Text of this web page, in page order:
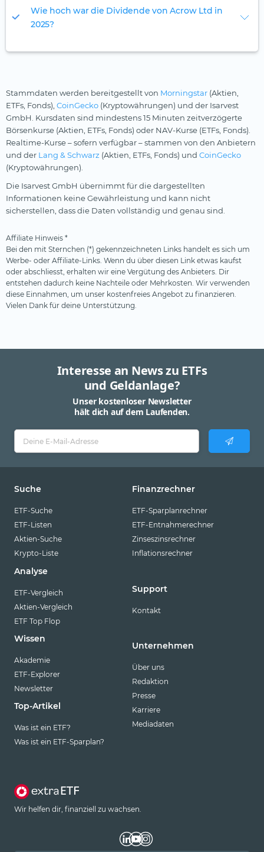
Wie hoch war die Dividende von Acrow Ltd in
2025?
Stammdaten werden bereitgestellt von Morningstar (Aktien,
ETFs, Fonds), CoinGecko (Kryptowährungen) und der Isarvest
GmbH. Kursdaten sind mindestens 15 Minuten zeitverzögerte
Börsenkurse (Aktien, ETFs, Fonds) oder NAV-Kurse (ETFs, Fonds).
Realtime-Kurse – sofern verfügbar – stammen von den Anbietern
und der Lang & Schwarz (Aktien, ETFs, Fonds) und CoinGecko
(Kryptowährungen).
Die Isarvest GmbH übernimmt für die dargestellten
Informationen keine Gewährleistung und kann nicht
sicherstellen, dass die Daten vollständig und genau sind.
Affiliate Hinweis *
Bei den mit Sternchen (*) gekennzeichneten Links handelt es sich um
Werbe- oder Affiliate-Links. Wenn du über diesen Link etwas kaufst
oder abschliesst, erhalten wir eine Vergütung des Anbieters. Dir
entstehen dadurch keine Nachteile oder Mehrkosten. Wir verwenden
diese Einnahmen, um unser kostenfreies Angebot zu finanzieren.
Vielen Dank für deine Unterstützung.
Interesse an News zu ETFs
und Geldanlage?
Unser kostenloser Newsletter
hält dich auf dem Laufenden.
Suche
ETF-Suche
ETF-Listen
Aktien-Suche
Krypto-Liste
Analyse
ETF-Vergleich
Aktien-Vergleich
ETF Top Flop
Wissen
Akademie
ETF-Explorer
Newsletter
Top-Artikel
Was ist ein ETF?
Was ist ein ETF-Sparplan?
Finanzrechner
ETF-Sparplanrechner
ETF-Entnahmerechner
Zinseszinsrechner
Inflationsrechner
Support
Kontakt
Unternehmen
Über uns
Redaktion
Presse
Karriere
Mediadaten
Wir helfen dir, finanziell zu wachsen.